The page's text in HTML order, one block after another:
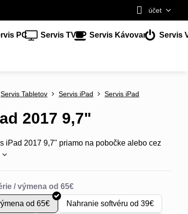
účet
PC Servis TV Servis Kávovar Servis
Servis Tabletov Servis iPad Servis iPad
2017 9,7"
iPad 2017 9,7" priamo na pobočke alebo cez
od 65€ Nahranie softvéru od 39€